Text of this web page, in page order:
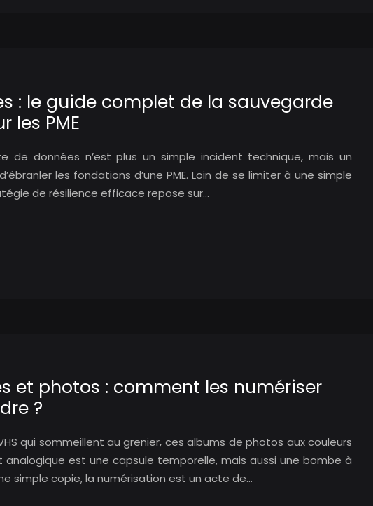
: le guide complet de la sauvegarde
les PME
de données n’est plus un simple incident technique, mais un
les fondations d’une PME. Loin de se limiter à une simple
de résilience efficace repose sur…
et photos : comment les numériser
?
qui sommeillent au grenier, ces albums de photos aux couleurs
analogique est une capsule temporelle, mais aussi une bombe à
simple copie, la numérisation est un acte de…